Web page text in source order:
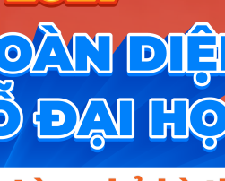
Công cụ
Tra cứu đề án tuyển sinh
Tư vấn hướng nghiệp
Tin tức
Tin giáo dục nổi bật